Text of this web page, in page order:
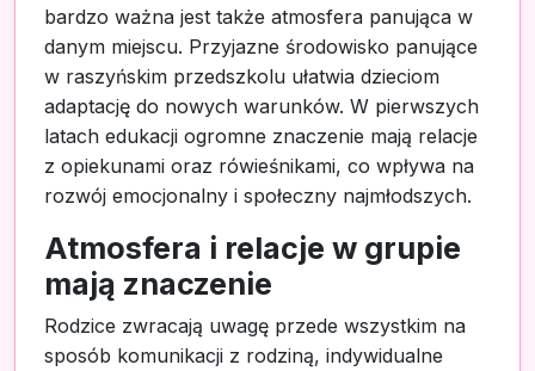
bardzo ważna jest także atmosfera panująca w
danym miejscu. Przyjazne środowisko panujące
w raszyńskim przedszkolu ułatwia dzieciom
adaptację do nowych warunków. W pierwszych
latach edukacji ogromne znaczenie mają relacje
z opiekunami oraz rówieśnikami, co wpływa na
rozwój emocjonalny i społeczny najmłodszych.
Atmosfera i relacje w grupie
mają znaczenie
Rodzice zwracają uwagę przede wszystkim na
sposób komunikacji z rodziną, indywidualne